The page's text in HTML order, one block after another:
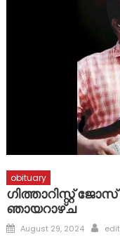
കുന്നോന്നി വാർഡ്
ചോങ്കര ജോര്‍ജ്
obituary
ഗിത്താറിസ്റ്റ്
ഞായറാഴ്ച
Posted
August 29, 2024